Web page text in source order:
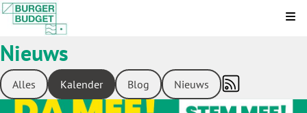
Nieuws
Alles Kalender Blog Nieuws